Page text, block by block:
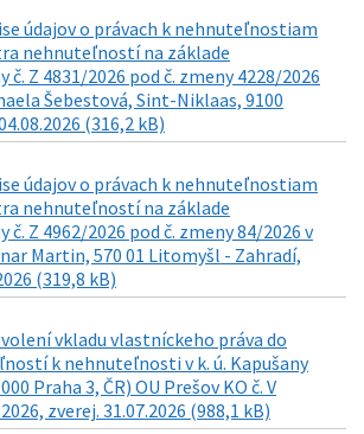
údajov o právach k nehnuteľnostiam
nehnuteľností na základe
Z 4831/2026 pod č. zmeny 4228/2026
Šebestová, Sint-Niklaas, 9100
(316,2 kB)
údajov o právach k nehnuteľnostiam
nehnuteľností na základe
Z 4962/2026 pod č. zmeny 84/2026 v
Martin, 570 01 Litomyšl - Zahradí,
(319,8 kB)
vkladu vlastníckeho práva do
k nehnuteľnosti v k. ú. Kapušany
Praha 3, ČR) OU Prešov KO č. V
zverej. 31.07.2026 (988,1 kB)